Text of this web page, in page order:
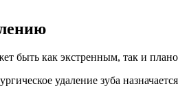
быть как экстренным, так и
удаление зуба